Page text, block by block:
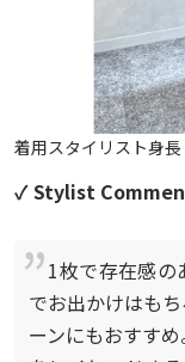
着用スタイリスト身
✓ Stylist
1枚で存在感の
でお出かけはも
ーンにもおすす